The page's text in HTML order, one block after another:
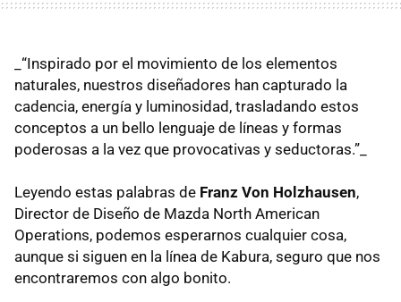
_“Inspirado por el movimiento de los elementos
naturales, nuestros diseñadores han capturado la
cadencia, energía y luminosidad, trasladando estos
conceptos a un bello lenguaje de líneas y formas
poderosas a la vez que provocativas y seductoras.”_
Leyendo estas palabras de Franz Von Holzhausen,
Director de Diseño de Mazda North American
Operations, podemos esperarnos cualquier cosa,
aunque si siguen en la línea de Kabura, seguro que nos
encontraremos con algo bonito.